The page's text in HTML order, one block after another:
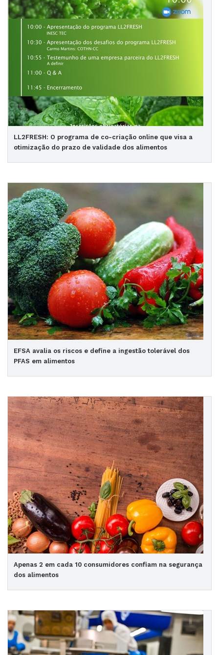
LL2FRESH: O programa de co-criação online que visa a
otimização do prazo de validade dos alimentos
EFSA avalia os riscos e define a ingestão tolerável dos
PFAS em alimentos
Apenas 2 em cada 10 consumidores confiam na segurança
dos alimentos